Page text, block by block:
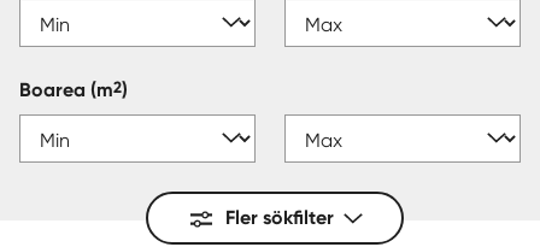
Boarea (m2)
Fler sökfilter